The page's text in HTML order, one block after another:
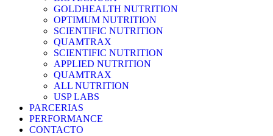
GOLDHEALTH NUTRITION
OPTIMUM NUTRITION
SCIENTIFIC NUTRITION
QUAMTRAX
SCIENTIFIC NUTRITION
APPLIED NUTRITION
QUAMTRAX
ALL NUTRITION
USP LABS
PARCERIAS
PERFORMANCE
CONTACTO